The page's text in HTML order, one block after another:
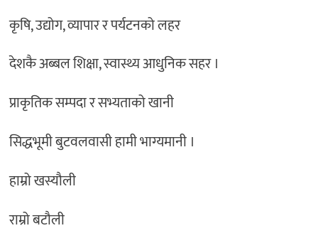
कृषि, उद्योग, व्यापार र पर्यटनको लहर
देशकै अब्बल शिक्षा, स्वास्थ्य आधुनिक सहर ।
प्राकृतिक सम्पदा र सभ्यताको खानी
सिद्धभूमी बुटवलवासी हामी भाग्यमानी ।
हाम्रो खस्यौली
राम्रो बटौली